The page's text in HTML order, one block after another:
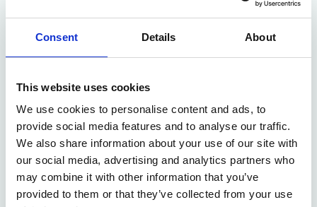
Consent Details About
This website uses cookies
We use cookies to personalise content and ads, to
provide social media features and to analyse our traffic.
We also share information about your use of our site with
our social media, advertising and analytics partners who
may combine it with other information that you’ve
provided to them or that they’ve collected from your use
verkopen of verhuren jouw gegevens nooit aan
derden.
Als we gegevens doorgeven buiten de Europese
Economische Ruimte bijvoorbeeldnaar servers in de
VS, zorgen we ervoor dat dit gebeurt volgens
deGDPR-vereisten zoals standaardcontracten of
specifieke toestemming.